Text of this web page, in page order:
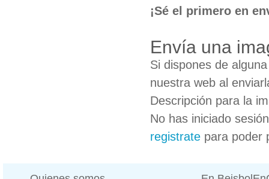
¡Sé el primero en
Envía una
Si dispones de
nuestra web al
Descripción para la
No has iniciado
registrate para poder